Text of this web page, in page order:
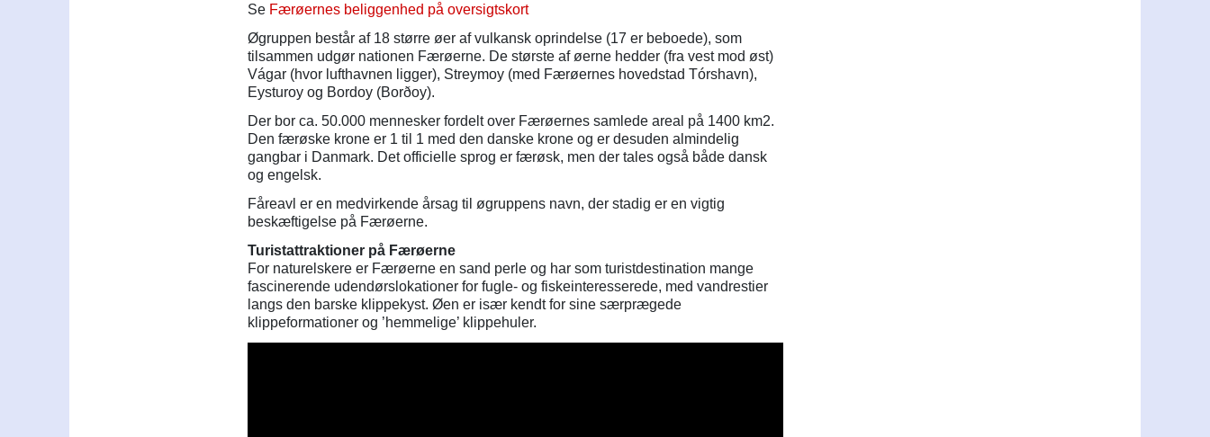
Se Færøernes beliggenhed på oversigtskort
Øgruppen består af 18 større øer af vulkansk oprindelse (17 er beboede), som
tilsammen udgør nationen Færøerne. De største af øerne hedder (fra vest mod øst)
Vágar (hvor lufthavnen ligger), Streymoy (med Færøernes hovedstad Tórshavn),
Eysturoy og Bordoy (Borðoy).
Der bor ca. 50.000 mennesker fordelt over Færøernes samlede areal på 1400 km2.
Den færøske krone er 1 til 1 med den danske krone og er desuden almindelig
gangbar i Danmark. Det officielle sprog er færøsk, men der tales også både dansk
og engelsk.
Fåreavl er en medvirkende årsag til øgruppens navn, der stadig er en vigtig
beskæftigelse på Færøerne.
Turistattraktioner på Færøerne
For naturelskere er Færøerne en sand perle og har som turistdestination mange
fascinerende udendørslokationer for fugle- og fiskeinteresserede, med vandrestier
langs den barske klippekyst. Øen er især kendt for sine særprægede
klippeformationer og ’hemmelige’ klippehuler.